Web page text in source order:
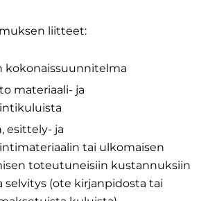
liitteet:
kokonaissuunnitelma
materiaali- ja
esittely- ja
tai ulkomaisen
toteutuneisiin kustannuksiin
selvitys (ote kirjanpidosta tai